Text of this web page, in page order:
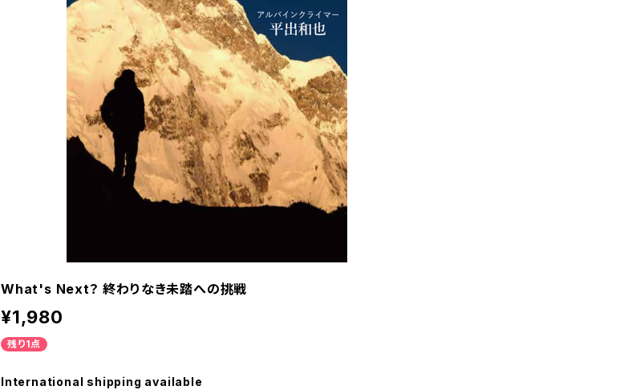
What's Next？ 終わりなき未踏への挑戦
¥1,980
残り1点
International shipping available